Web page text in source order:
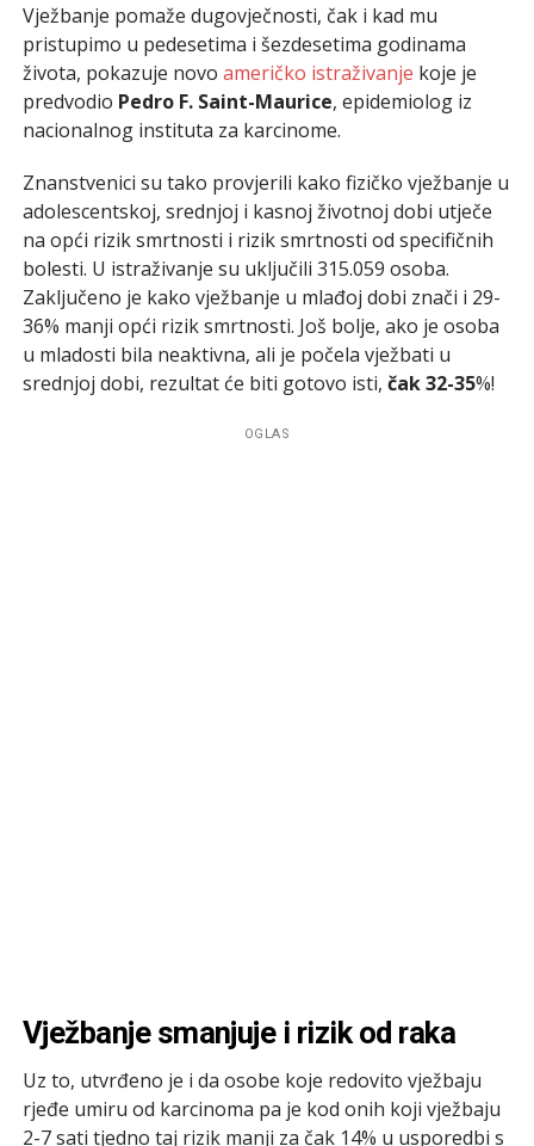
Vježbanje pomaže dugovječnosti, čak i kad mu
pristupimo u pedesetima i šezdesetima godinama
života, pokazuje novo američko istraživanje koje je
predvodio Pedro F. Saint-Maurice, epidemiolog iz
nacionalnog instituta za karcinome.
Znanstvenici su tako provjerili kako fizičko vježbanje u
adolescentskoj, srednjoj i kasnoj životnoj dobi utječe
na opći rizik smrtnosti i rizik smrtnosti od specifičnih
bolesti. U istraživanje su uključili 315.059 osoba.
Zaključeno je kako vježbanje u mlađoj dobi znači i 29-
36% manji opći rizik smrtnosti. Još bolje, ako je osoba
u mladosti bila neaktivna, ali je počela vježbati u
srednjoj dobi, rezultat će biti gotovo isti, čak 32-35%!
OGLAS
Vježbanje smanjuje i rizik od raka
Uz to, utvrđeno je i da osobe koje redovito vježbaju
rjeđe umiru od karcinoma pa je kod onih koji vježbaju
2-7 sati tjedno taj rizik manji za čak 14% u usporedbi s